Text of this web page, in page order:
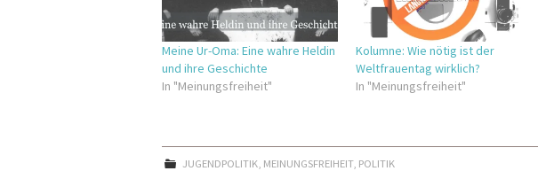
Meine Ur-Oma: Eine wahre Heldin
und ihre Geschichte
In "Meinungsfreiheit"
Kolumne: Wie nötig ist der
Weltfrauentag wirklich?
In "Meinungsfreiheit"
JUGENDPOLITIK MEINUNGSFREIHEIT, POLITIK